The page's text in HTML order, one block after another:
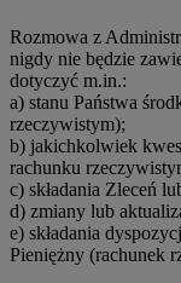
Rozmowa z
nigdy nie będzie
dotyczyć m.in.:
a) stanu Państwa
rzeczywistym);
b) jakichkolwiek
rachunku
c) składania Zleceń
d) zmiany lub
e) składania
Pieniężny (rachunek